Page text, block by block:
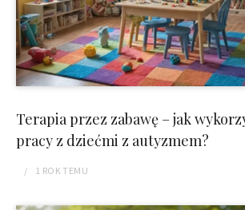
Terapia przez zabawę – jak
pracy z dziećmi z autyzmem?
1 ROK TEMU